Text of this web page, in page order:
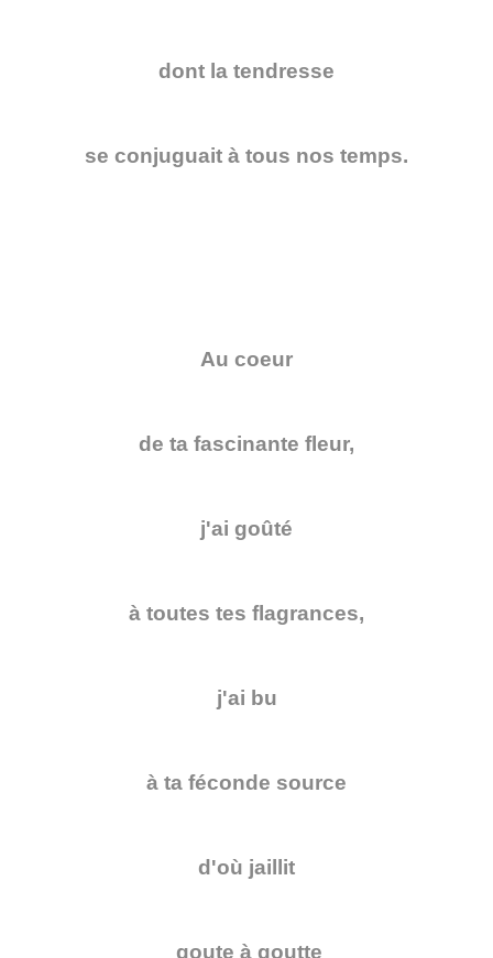
dont la tendresse
se conjuguait à tous nos temps.
Au coeur
de ta fascinante fleur,
j'ai goûté
à toutes tes flagrances,
j'ai bu
à ta féconde source
d'où jaillit
goute à goutte